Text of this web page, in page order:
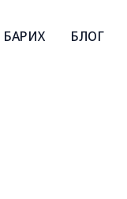
БЛОГ